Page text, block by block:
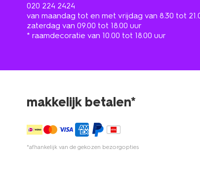
020 224 2424
van maandag tot en met vrijdag van 8.30 tot
zaterdag van 09.00 tot 18.00 uur
* raamdecoratie van 10.00 tot 18.00 uur
makkelijk betalen*
*afhankelijk van de gekozen bezorgopties